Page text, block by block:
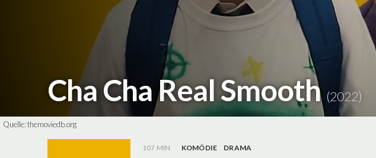
Cha Cha Real Smooth (2022)
Quelle:themoviedb.org
107 MIN KOMÖDIE
DRAMA